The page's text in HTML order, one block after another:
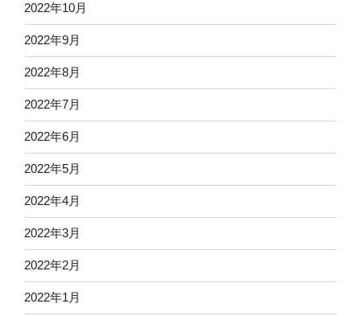
2022年10月
2022年9月
2022年8月
2022年7月
2022年6月
2022年5月
2022年4月
2022年3月
2022年2月
2022年1月